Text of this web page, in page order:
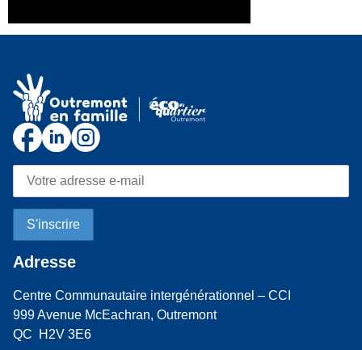
Adresse
Centre Communautaire intergénérationnel – CCI
999 Avenue McEachran, Outremont
QC H2V 3E6